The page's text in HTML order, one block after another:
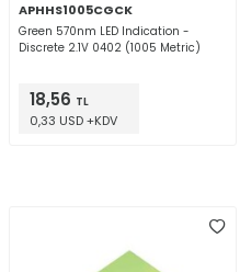
APHHS1005CGCK
Green 570nm LED Indication -
Discrete 2.1V 0402 (1005 Metric)
18,56 TL
0,33 USD +KDV